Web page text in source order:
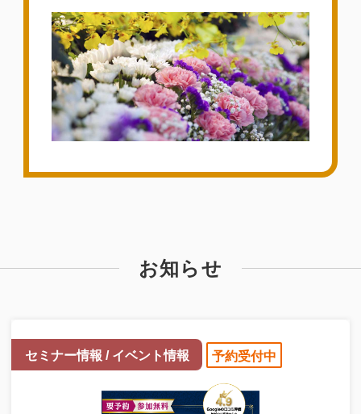
お知らせ
セミナー情報 / イベント情報 予約受付中